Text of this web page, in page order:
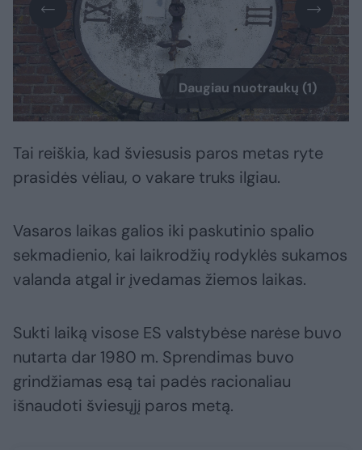
Daugiau nuotraukų (1)
Tai reiškia, kad šviesusis paros metas ryte
prasidės vėliau, o vakare truks ilgiau.
Vasaros laikas galios iki paskutinio spalio
sekmadienio, kai laikrodžių rodyklės sukamos
valanda atgal ir įvedamas žiemos laikas.
Sukti laiką visose ES valstybėse narėse buvo
nutarta dar 1980 m. Sprendimas buvo
grindžiamas esą tai padės racionaliau
išnaudoti šviesųjį paros metą.